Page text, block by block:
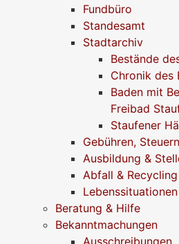
Fundbüro
Standesamt
Stadtarchiv
Bestände
Chronik des
Baden mit
Freibad
Staufener
Gebühren,
Ausbildung &
Abfall & Recycling
Lebenssituationen
Beratung & Hilfe
Bekanntmachungen
Ausschreibungen